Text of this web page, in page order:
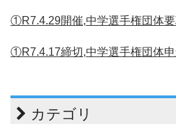
①R7.4.29開催,中学選手権団体
①R7.4.17締切,中学選手権団体
カテゴリ